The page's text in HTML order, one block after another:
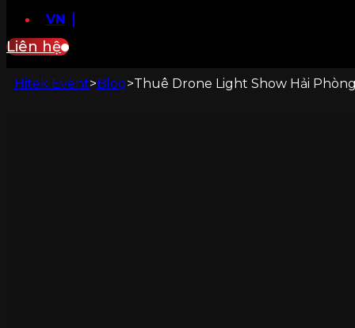
VN
Liên hệ
Hitek Event>Blog>Thuê Drone Light Show Hải